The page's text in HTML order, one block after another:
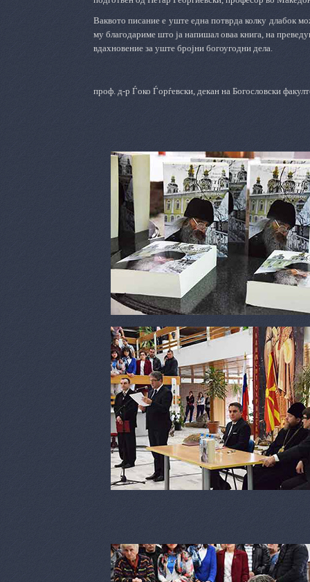
Ваквото писание е уште една потврда колку длабок
му благодариме што ја напишал оваа книга, на
вдахновение за уште бројни богоугодни дела.
проф. д-р Ѓоко Ѓорѓевски, декан на Богословски